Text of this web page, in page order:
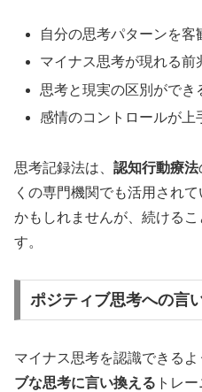
自分の思考パターンを客
マイナス思考が現れる前
思考と現実の区別ができ
感情のコントロールが上
思考記録法は、 認知行動療法
くの専門機関でも活用され
かもしれませんが、続ける
す。
ポジティブ思考への言
マイナス思考を認識できる
ブな思考に言い換える トレ